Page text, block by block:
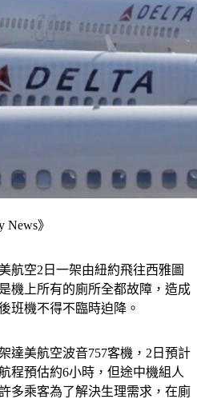
機上所有的廁所全都故障，造成
班機不得不臨時迫降。
程預估約6小時，但途中機組人
多乘客為了解決生理需求，在廁
上的廁所全都滿了，便強烈向機